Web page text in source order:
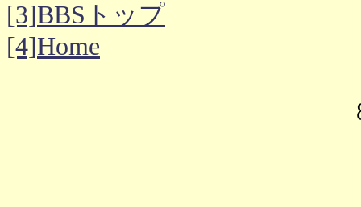
[3]BBSトップ
[4]Home